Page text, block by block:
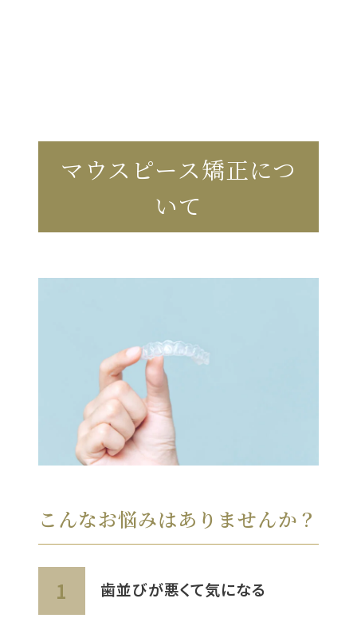
マウスピース矯正につ
いて
こんなお悩みはありませんか？
歯並びが悪くて気になる